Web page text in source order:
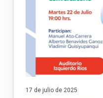
17 de julio de 2025